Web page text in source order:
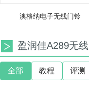
澳格纳电子无线门铃
盈润佳A289无
全部 教程 评测